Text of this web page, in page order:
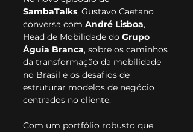
SambaTalks, Gustavo Caetano
conversa com André Lisboa,
Head de Mobilidade do Grupo
Águia Branca, sobre os caminhos
da transformação da mobilidade
no Brasil e os desafios de
estruturar modelos de negócio
centrados no cliente.
Com um portfólio robusto que